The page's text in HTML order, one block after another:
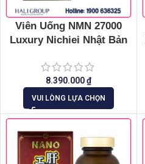
Viên Uống NMN 27000
Luxury Nichiei Nhật Bản
8.390.000₫
VUI LÒNG LỰA CHỌN